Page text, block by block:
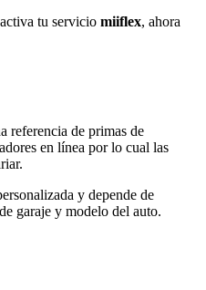
tu servicio miiflex, ahora
referencia de primas de
en línea por lo cual las
y depende de
garaje y modelo del auto.